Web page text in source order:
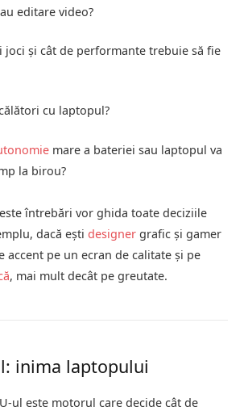
editare video?
joci și cât de performante trebuie să fie
cu laptopul?
mare a bateriei sau laptopul va
la birou?
întrebări vor ghida toate deciziile
dacă ești designer grafic și gamer
accent pe un ecran de calitate și pe
, mai mult decât pe greutate.
inima laptopului
ul este motorul care decide cât de